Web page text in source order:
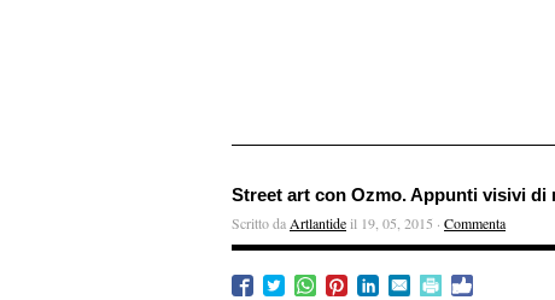
Street art con Ozmo. Appunti visivi
Scritto da Artlantideil 19, 05, 2015 · Commenta